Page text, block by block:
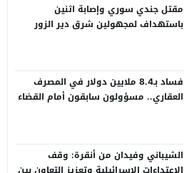
مقتل جندي سوري وإصابة اثنين
باستهداف لمجهولين شرق دير الزور
فساد بـ8.4 ملايين دولار في المصرف
العقاري.. مسؤولون سابقون أمام القضاء
الشيباني وفيدان من أنقرة: وقف